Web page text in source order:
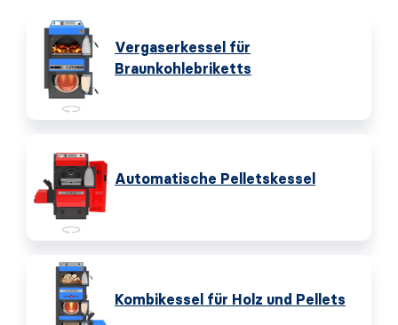
Vergaserkessel für
Braunkohlebriketts
Automatische Pelletskessel
Kombikessel für Holz und Pellets